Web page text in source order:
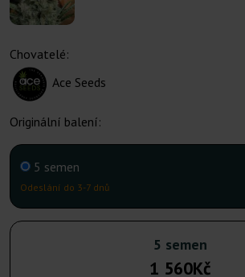
Chovatelé:
Ace Seeds
Originální balení:
5 semen
Odeslání do 3-7 dnů
5 semen
1 560Kč